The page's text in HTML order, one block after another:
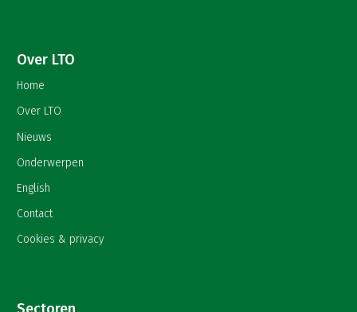
Over LTO
Home
Over LTO
Nieuws
Onderwerpen
English
Contact
Cookies & privacy